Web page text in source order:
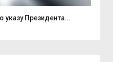
указу Президента...